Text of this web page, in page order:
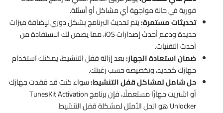
فورية في حالة مواجهة أي مشاكل أو أسئلة.
تحديثات مستمرة:يتم تحديث البرنامج بشكل دوري لإضافة ميزات
جديدة ودعم أحدث إصدارات iOS، مما يضمن لك الاستفادة من
أحدث التقنيات.
ضمان استعادة الجهاز:بعد إزالة قفل التنشيط، يمكنك استخدام
جهازك كجديد، وتخصيصه حسب رغبتك.
حل شامل لمشاكل قفل التنشيط:سواء كنت قد فقدت جهازك
أو اشتريت جهازًا مستعملًا، فإن برنامج TunesKit Activation
Unlocker هو الحل الأمثل لمشكلة قفل التنشيط.